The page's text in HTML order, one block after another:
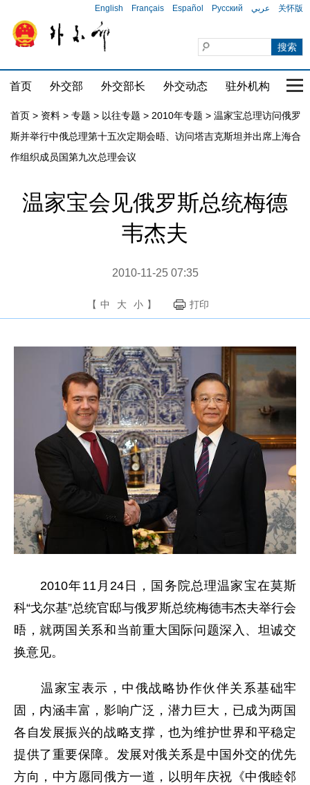
English Français Español Русский عربي 关怀版
首页 外交部 外交部长 外交动态 驻外机构 国
首页 > 资料 > 专题 > 以往专题 > 2010年专题 > 温家宝总理访问俄罗
斯并举行中俄总理第十五次定期会晤、访问塔吉克斯坦并出席上海合
作组织成员国第九次总理会议
温家宝会见俄罗斯总统梅德
韦杰夫
2010-11-25 07:35
【 中 大 小 】 打印
2010年11月24日，国务院总理温家宝在莫斯
科“戈尔基”总统官邸与俄罗斯总统梅德韦杰夫举行会
晤，就两国关系和当前重大国际问题深入、坦诚交
换意见。
温家宝表示，中俄战略协作伙伴关系基础牢
固，内涵丰富，影响广泛，潜力巨大，已成为两国
各自发展振兴的战略支撑，也为维护世界和平稳定
提供了重要保障。发展对俄关系是中国外交的优先
方向，中方愿同俄方一道，以明年庆祝《中俄睦邻